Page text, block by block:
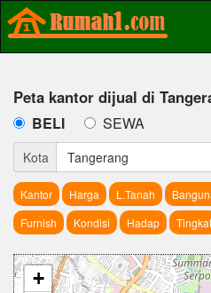
Peta kantor dijual di
BELI SEWA
Kota Tangerang
Kantor Harga L.Tanah
Furnish
Kondisi Hadap Tingkat
+